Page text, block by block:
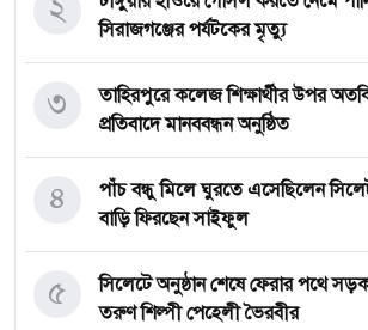
সিরাজগঞ্জের পর্যটকের মৃত্যু
২
তাহিরপুরে কলেজ শিক্ষার্থীর উপর
প্রতিবাদে মানববন্ধন অনুষ্ঠিত
৩
পাঁচ বন্ধু মিলে ঘুরতে এসেছিলেন
বাড়ি ফিরছেন সাইফুল
৪
সিলেটে অনুষ্ঠান শেষে ফেরার পথে সড়ক
তরুণ শিল্পী পেহেলী ভৈরবীর
৫